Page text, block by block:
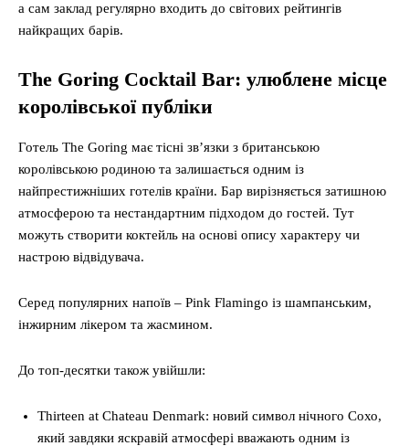
а сам заклад регулярно входить до світових рейтингів
найкращих барів.
The Goring Cocktail Bar: улюблене місце
королівської публіки
Готель The Goring має тісні зв’язки з британською
королівською родиною та залишається одним із
найпрестижніших готелів країни. Бар вирізняється затишною
атмосферою та нестандартним підходом до гостей. Тут
можуть створити коктейль на основі опису характеру чи
настрою відвідувача.
Серед популярних напоїв – Pink Flamingo із шампанським,
інжирним лікером та жасмином.
До топ-десятки також увійшли:
Thirteen at Chateau Denmark: новий символ нічного Сохо,
який завдяки яскравій атмосфері вважають одним із